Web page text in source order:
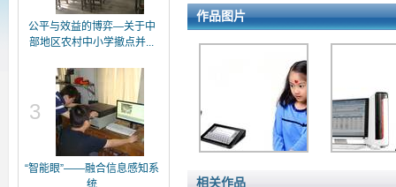
公平与效益的博弈—关于中
部地区农村中小学撤点并...
3
“智能眼”——融合信息感知系
统
作品图片
相关作品